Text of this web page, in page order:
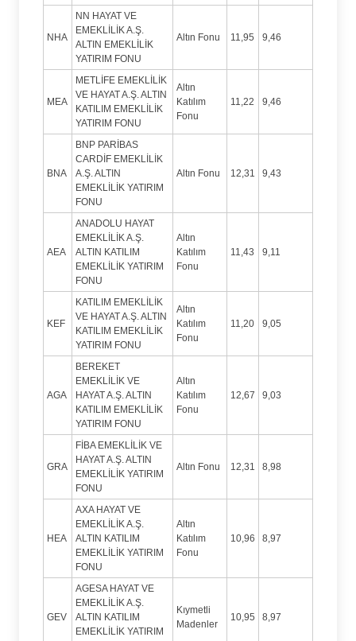
NHA
NN HAYAT VE
EMEKLİLİK A.Ş.
ALTIN EMEKLİLİK
YATIRIM FONU
Altın Fonu 11,95 9,46
MEA
METLİFE EMEKLİLİK
VE HAYAT A.Ş. ALTIN
KATILIM EMEKLİLİK
YATIRIM FONU
Altın
Katılım
Fonu
11,22 9,46
BNA
BNP PARİBAS
CARDİF EMEKLİLİK
A.Ş. ALTIN
EMEKLİLİK YATIRIM
FONU
Altın Fonu 12,31 9,43
AEA
ANADOLU HAYAT
EMEKLİLİK A.Ş.
ALTIN KATILIM
EMEKLİLİK YATIRIM
FONU
Altın
Katılım
Fonu
11,43 9,11
KEF
KATILIM EMEKLİLİK
VE HAYAT A.Ş. ALTIN
KATILIM EMEKLİLİK
YATIRIM FONU
Altın
Katılım
Fonu
11,20 9,05
AGA
BEREKET
EMEKLİLİK VE
HAYAT A.Ş. ALTIN
KATILIM EMEKLİLİK
YATIRIM FONU
Altın
Katılım
Fonu
12,67 9,03
GRA
FİBA EMEKLİLİK VE
HAYAT A.Ş. ALTIN
EMEKLİLİK YATIRIM
FONU
Altın Fonu 12,31 8,98
HEA
AXA HAYAT VE
EMEKLİLİK A.Ş.
ALTIN KATILIM
EMEKLİLİK YATIRIM
FONU
Altın
Katılım
Fonu
10,96 8,97
GEV
AGESA HAYAT VE
EMEKLİLİK A.Ş.
ALTIN KATILIM
EMEKLİLİK YATIRIM
Kıymetli
Madenler
10,95 8,97